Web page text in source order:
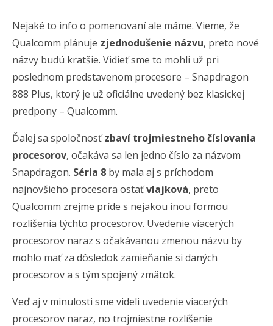
Nejaké to info o pomenovaní ale máme. Vieme, že
Qualcomm plánuje zjednodušenie názvu, preto nové
názvy budú kratšie. Vidieť sme to mohli už pri
poslednom predstavenom procesore – Snapdragon
888 Plus, ktorý je už oficiálne uvedený bez klasickej
predpony – Qualcomm.
Ďalej sa spoločnosťzbaví trojmiestneho číslovania
procesorov, očakáva sa len jedno číslo za názvom
Snapdragon. Séria 8 by mala aj s príchodom
najnovšieho procesora ostaťvlajková, preto
Qualcomm zrejme príde s nejakou inou formou
rozlíšenia týchto procesorov. Uvedenie viacerých
procesorov naraz s očakávanou zmenou názvu by
mohlo mať za dôsledok zamieňanie si daných
procesorov a s tým spojený zmätok.
Veď aj v minulosti sme videli uvedenie viacerých
procesorov naraz, no trojmiestne rozlíšenie